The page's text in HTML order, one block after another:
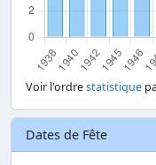
Voir l'ordrestatistique
Dates de Fête